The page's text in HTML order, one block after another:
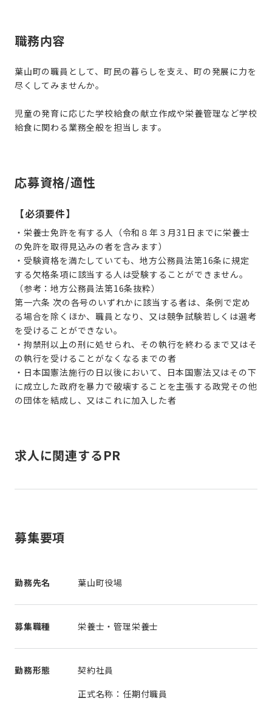
職務内容
葉山町の職員として、町民の暮らしを支え、町の発展に力を
尽くしてみませんか。
児童の発育に応じた学校給食の献立作成や栄養管理など学校
給食に関わる業務全般を担当します。
応募資格/適性
【必須要件】
・栄養士免許を有する人（令和８年３月31日までに栄養士
の免許を取得見込みの者を含みます）
・受験資格を満たしていても、地方公務員法第16条に規定
する欠格条項に該当する人は受験することができません。
（参考：地方公務員法第16条抜粋）
第一六条 次の各号のいずれかに該当する者は、条例で定め
る場合を除くほか、職員となり、又は競争試験若しくは選考
を受けることができない。
・拘禁刑以上の刑に処せられ、その執行を終わるまで又はそ
の執行を受けることがなくなるまでの者
・日本国憲法施行の日以後において、日本国憲法又はその下
に成立した政府を暴力で破壊することを主張する政党その他
の団体を結成し、又はこれに加入した者
求人に関連するPR
募集要項
勤務先名 葉山町役場
募集職種 栄養士・管理栄養士
勤務形態
契約社員
正式名称：任期付職員